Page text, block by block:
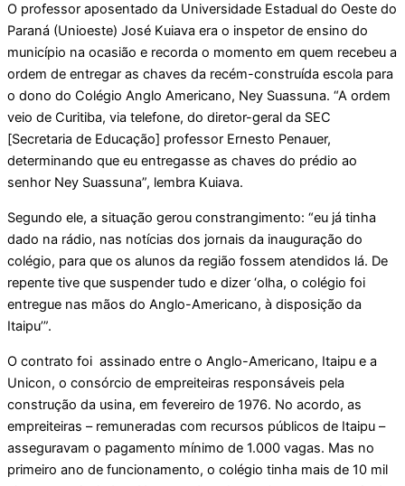
O professor aposentado da Universidade Estadual do Oeste do
Paraná (Unioeste) José Kuiava era o inspetor de ensino do
município na ocasião e recorda o momento em quem recebeu a
ordem de entregar as chaves da recém-construída escola para
o dono do Colégio Anglo Americano, Ney Suassuna. “A ordem
veio de Curitiba, via telefone, do diretor-geral da SEC
[Secretaria de Educação] professor Ernesto Penauer,
determinando que eu entregasse as chaves do prédio ao
senhor Ney Suassuna”, lembra Kuiava.
Segundo ele, a situação gerou constrangimento: “eu já tinha
dado na rádio, nas notícias dos jornais da inauguração do
colégio, para que os alunos da região fossem atendidos lá. De
repente tive que suspender tudo e dizer ‘olha, o colégio foi
entregue nas mãos do Anglo-Americano, à disposição da
Itaipu’”.
O contrato foi assinado entre o Anglo-Americano, Itaipu e a
Unicon, o consórcio de empreiteiras responsáveis pela
construção da usina, em fevereiro de 1976. No acordo, as
empreiteiras – remuneradas com recursos públicos de Itaipu –
asseguravam o pagamento mínimo de 1.000 vagas. Mas no
primeiro ano de funcionamento, o colégio tinha mais de 10 mil